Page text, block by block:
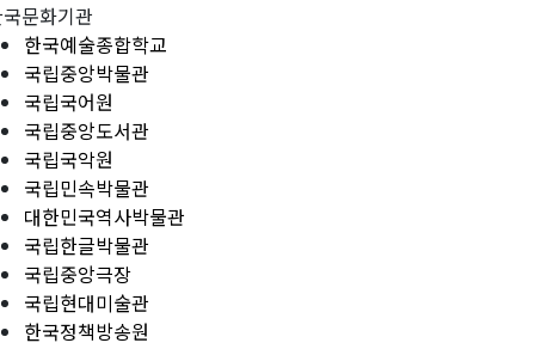
문화기관
한국예술종합학교
국립중앙박물관
국립국어원
국립중앙도서관
국립국악원
국립민속박물관
대한민국역사박물관
국립한글박물관
국립중앙극장
국립현대미술관
한국정책방송원